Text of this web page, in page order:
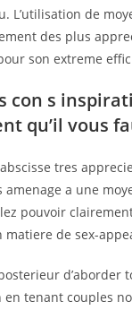
L’utilisation de
des plus
son extreme
con s
qu’il vous
tres
amenage a une
pouvoir
de sex-
d’aborder
tenant couples